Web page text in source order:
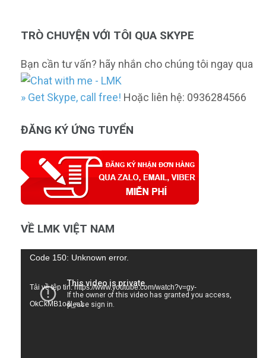
TRÒ CHUYỆN VỚI TÔI QUA SKYPE
Bạn cần tư vấn? hãy nhắn cho chúng tôi ngay qua
» Get Skype, call free! Hoặc liên hệ: 0936284566
ĐĂNG KÝ ỨNG TUYỂN
VỀ LMK VIỆT NAM
Trình
Video
Code 150: Unknown error.
Tải về tệp tin: https://www.youtube.com/watch?v=gy-
OkCkMB1o&_=1